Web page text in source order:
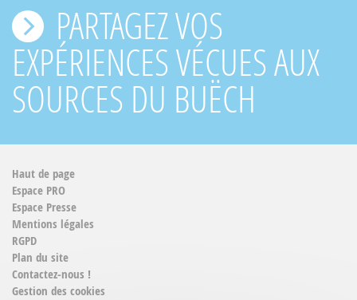
PARTAGEZ VOS
EXPÉRIENCES VÉCUES AUX
SOURCES DU BUËCH
Haut de page
Espace PRO
Espace Presse
Mentions légales
RGPD
Plan du site
Contactez-nous !
Gestion des cookies